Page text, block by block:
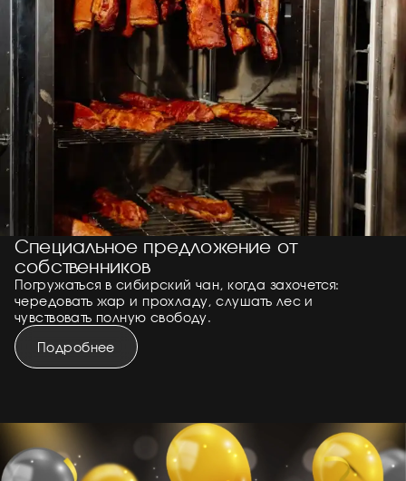
Специальное предложение от
собственников
Погружаться в сибирский чан, когда захочется:
чередовать жар и прохладу, слушать лес и
чувствовать полную свободу.
Подробнее